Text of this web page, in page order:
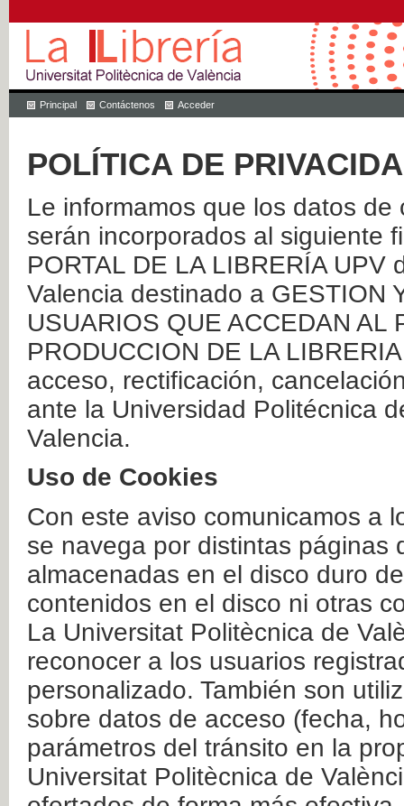
Principal Contáctenos Acceder
POLÍTICA DE
Le informamos que los datos
serán incorporados al siguiente
PORTAL DE LA LIBRERÍA
Valencia destinado a GESTION
USUARIOS QUE ACCEDAN AL
PRODUCCION DE LA
acceso, rectificación,
ante la Universidad Politécnica
Valencia.
Uso de Cookies
Con este aviso comunicamos a
se navega por distintas páginas
almacenadas en el disco duro
contenidos en el disco ni otras
La Universitat Politècnica de
reconocer a los usuarios
personalizado. También son
sobre datos de acceso (fecha,
parámetros del tránsito en la
Universitat Politècnica de